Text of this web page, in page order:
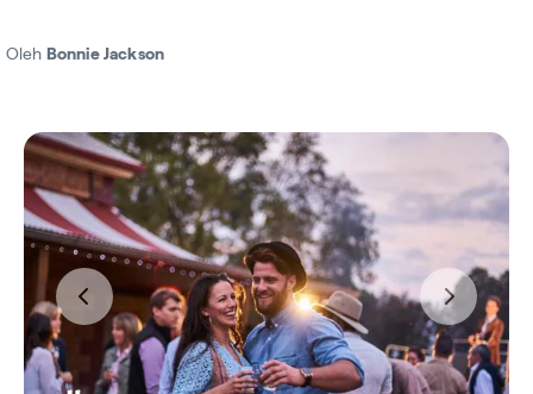
Oleh Bonnie Jackson